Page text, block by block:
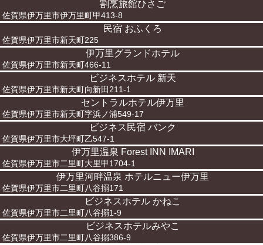
割烹旅館ひさご
佐賀県伊万里市伊万里町甲413-8
民宿 おふくろ
佐賀県伊万里市新天町225
伊万里グランドホテル
佐賀県伊万里市新天町466-11
ビジネスホテル 新天
佐賀県伊万里市新天町向新田211-1
セントラルホテル伊万里
佐賀県伊万里市新天町字浜ノ浦549-17
ビジネス民宿 バンク
佐賀県伊万里市大坪町乙547-1
伊万里温泉 Forest INN IMARI
佐賀県伊万里市二里町大里甲1704-1
伊万里河畔温泉 ホテルニュー伊万里
佐賀県伊万里市二里町八谷搦171
ビジネスホテル かねこ
佐賀県伊万里市二里町八谷搦1-9
ビジネスホテルみやこ
佐賀県伊万里市二里町八谷搦386-9